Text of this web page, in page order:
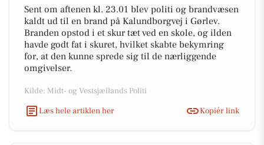
Sent om aftenen kl. 23.01 blev politi og brandvæsen
kaldt ud til en brand på Kalundborgvej i Gørlev.
Branden opstod i et skur tæt ved en skole, og ilden
havde godt fat i skuret, hvilket skabte bekymring
for, at den kunne sprede sig til de nærliggende
omgivelser.
Kilde: Midt- og Vestsjællands Politi
Læs hele artiklen her
Kopiér link